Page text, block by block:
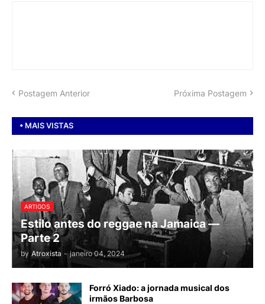
Postagem Anterior Próxima Postagem
• MAIS VISTAS
ARTIGOS
Estilo antes do reggae na Jamaica —
Parte 2
by Atroxista - janeiro 04, 2024
Forró Xiado: a jornada musical dos
irmãos Barbosa